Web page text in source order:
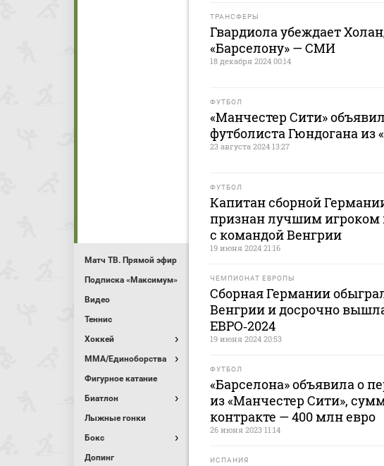
Матч ТВ. Прямой эфир
Подписка «Максимум»
Видео
Теннис
Хоккей
MMA/Единоборства
Фигурное катание
Биатлон
Лыжные гонки
Бокс
Допинг
ТРАНСФЕРЫ
Гвардиола убеждает
«Барселону» — СМИ
18 декабря 2024 00:14
ФУТБОЛ
«Манчестер Сити»
футболиста Гюндогана из
23 августа 2024 13:27
ФУТБОЛ
Капитан сборной
признан лучшим игроком
с командой Венгрии
19 июня 2024 21:16
ЧЕМПИОНАТ ЕВРОПЫ
Сборная Германии
Венгрии и досрочно
ЕВРО‑2024
19 июня 2024 20:53
ФУТБОЛ
«Барселона» объявила о
из «Манчестер Сити»,
контракте — 400 млн евро
26 июня 2023 11:14
ИСПАНИЯ